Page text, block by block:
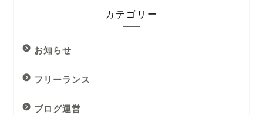
カテゴリー
お知らせ
フリーランス
ブログ運営